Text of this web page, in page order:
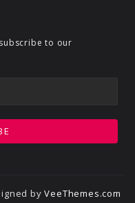
to our
byVeeThemes.com